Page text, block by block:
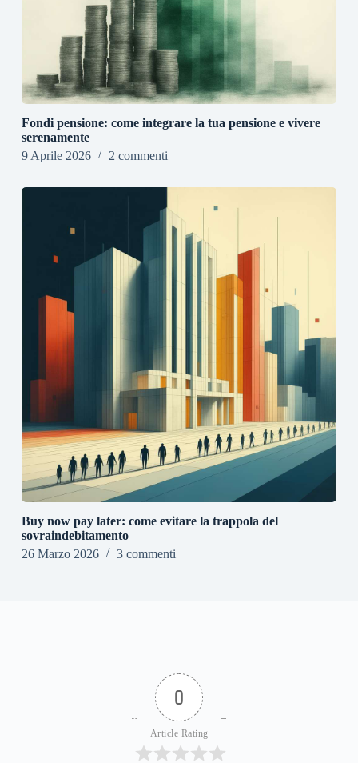
Fondi pensione: come integrare la tua pensione e vivere
serenamente
9 Aprile 2026
2 commenti
Buy now pay later: come evitare la trappola del
sovraindebitamento
26 Marzo 2026
3 commenti
0
Article Rating